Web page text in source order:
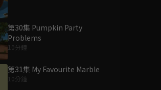
第30集 Pumpkin Party
Problems
10分鐘
第31集 My Favourite Marble
10分鐘